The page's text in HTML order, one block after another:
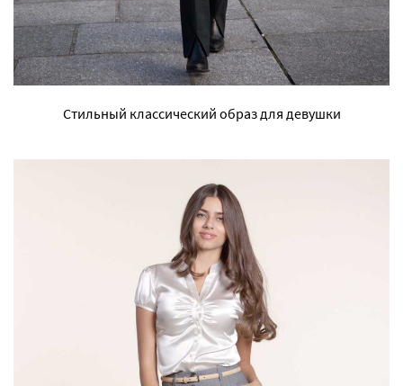
Стильный классический образ для девушки